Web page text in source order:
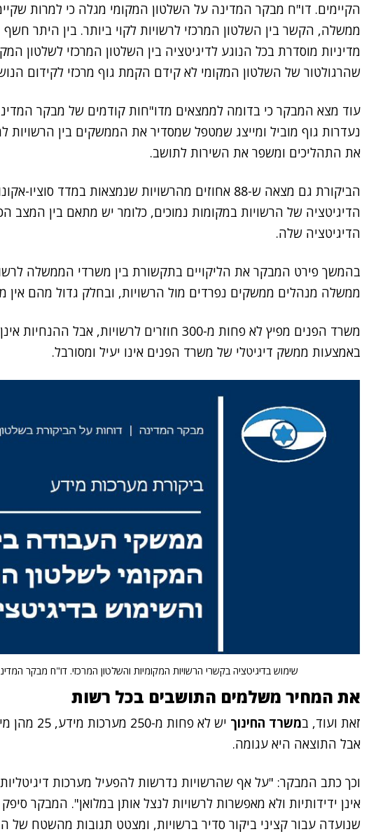
הקיימים. דו"ח מבקר המדינה על השלטון המקומי מגלה כי למרות
ממשלה, הקשר בין השלטון המרכזי לרשויות לקוי ביותר. בין היתר
מדיניות מוסדרת בכל הנוגע לדיגיטציה בין השלטון המרכזי לשלטון
שהרגולטור של השלטון המקומי לא קידם הקמת גוף מרכזי לקידום
עוד מצא המבקר כי בדומה לממצאים מדו"חות קודמים של מבקר
נעדרות גוף מוביל ומייצג שמטפל שמסדיר את הממשקים בין הרשויות
את התהליכים ומשפר את השירות לתושב.
הביקורת גם מצאה ש-88 אחוזים מהרשויות שנמצאות במדד
הדיגיטציה של הרשויות במקומות נמוכים, כלומר יש מתאם בין המצב
הדיגיטציה שלה.
ממשלה מנהלים ממשקים נפרדים מול הרשויות, ובחלק גדול מהם אין
משרד הפנים מפיץ לא פחות מ-300 חוזרים לרשויות,
באמצעות ממשק דיגיטלי של משרד הפנים אינו יעיל ומסורבל.
שימוש בדיגיטציה בקשרי הרשויות המקומיות והשלטון המרכזי. דו"ח מבקר
את המחיר משלמים התושבים בכל רשות
זאת ועוד, במשרד החינוך
יש לא פחות
אבל התוצאה היא עגומה.
וכך כתב המבקר: "על אף שהרשויות נדרשות להפעיל מערכות
אינן ידידותיות ולא מאפשרות לרשויות לנצל אותן במלואן". המבקר
שנועדה עבור קציני ביקור סדיר ברשויות, ומצטט תגובות מהשטח של